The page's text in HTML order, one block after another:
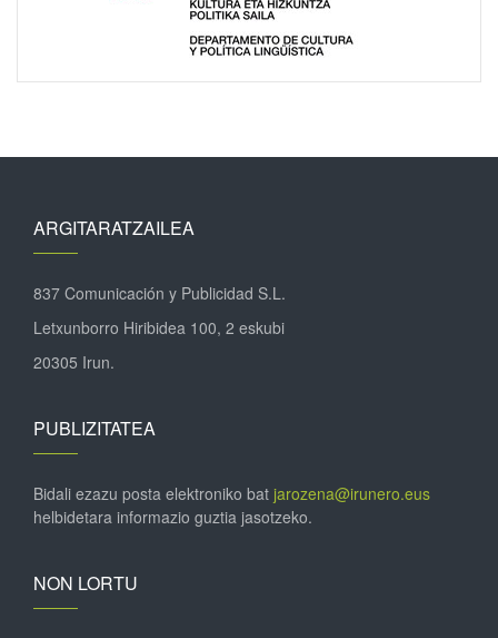
ARGITARATZAILEA
837 Comunicación y Publicidad S.L.
Letxunborro Hiribidea 100, 2 eskubi
20305 Irun.
PUBLIZITATEA
Bidali ezazu posta elektroniko bat jarozena@irunero.eus
helbidetara informazio guztia jasotzeko.
NON LORTU